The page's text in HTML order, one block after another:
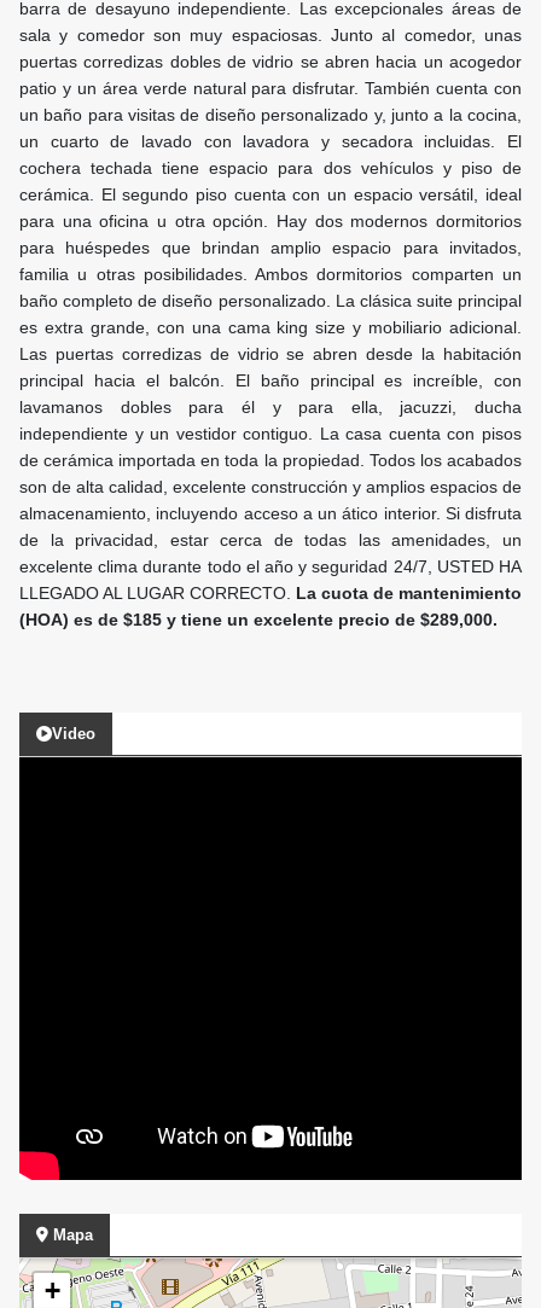
barra de desayuno independiente. Las excepcionales áreas de
sala y comedor son muy espaciosas. Junto al comedor, unas
puertas corredizas dobles de vidrio se abren hacia un acogedor
patio y un área verde natural para disfrutar. También cuenta con
un baño para visitas de diseño personalizado y, junto a la cocina,
un cuarto de lavado con lavadora y secadora incluidas. El
cochera techada tiene espacio para dos vehículos y piso de
cerámica. El segundo piso cuenta con un espacio versátil, ideal
para una oficina u otra opción. Hay dos modernos dormitorios
para huéspedes que brindan amplio espacio para invitados,
familia u otras posibilidades. Ambos dormitorios comparten un
baño completo de diseño personalizado. La clásica suite principal
es extra grande, con una cama king size y mobiliario adicional.
Las puertas corredizas de vidrio se abren desde la habitación
principal hacia el balcón. El baño principal es increíble, con
lavamanos dobles para él y para ella, jacuzzi, ducha
independiente y un vestidor contiguo. La casa cuenta con pisos
de cerámica importada en toda la propiedad. Todos los acabados
son de alta calidad, excelente construcción y amplios espacios de
almacenamiento, incluyendo acceso a un ático interior. Si disfruta
de la privacidad, estar cerca de todas las amenidades, un
excelente clima durante todo el año y seguridad 24/7, USTED HA
LLEGADO AL LUGAR CORRECTO. La cuota de mantenimiento
(HOA) es de $185 y tiene un excelente precio de $289,000.
Video
Mapa
+